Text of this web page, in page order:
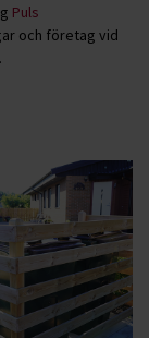
Puls
och företag vid
.